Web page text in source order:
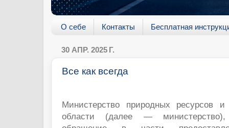
О себе Контакты Бесплатная
30 АПР. 2025 Г.
Все как всегда
Министерство природных ресурсов и
области (далее —